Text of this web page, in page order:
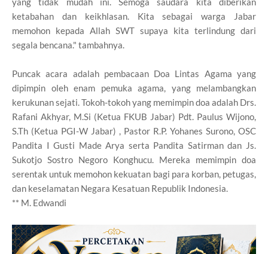
ketabahan dan keikhlasan. Kita sebagai warga Jabar
memohon kepada Allah SWT supaya kita terlindung dari
segala bencana." tambahnya.
Puncak acara adalah pembacaan Doa Lintas Agama yang
dipimpin oleh enam pemuka agama, yang melambangkan
kerukunan sejati. Tokoh-tokoh yang memimpin doa adalah Drs.
Rafani Akhyar, M.Si (Ketua FKUB Jabar) Pdt. Paulus Wijono,
S.Th (Ketua PGI-W Jabar) , Pastor R.P. Yohanes Surono, OSC
Pandita I Gusti Made Arya serta Pandita Satirman dan Js.
Sukotjo Sostro Negoro Konghucu. Mereka memimpin doa
serentak untuk memohon kekuatan bagi para korban, petugas,
dan keselamatan Negara Kesatuan Republik Indonesia.
** M. Edwandi